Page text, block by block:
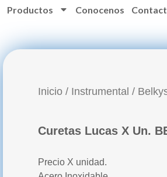
Productos Conocenos
Inicio / Instrumental /
Curetas Lucas X Un.
Precio X unidad.